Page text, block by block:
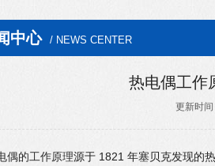
中心 / NEWS CENTER
热电偶工作
更新时
偶的工作原理源于 1821 年塞贝克发现的